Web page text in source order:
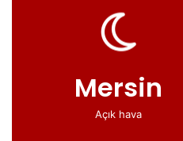
Mersin
Açık hava